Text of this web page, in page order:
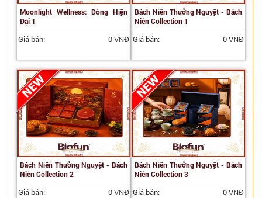
Moonlight Wellness: Dòng Hiện
Đại 1
Giá bán: 0 VNĐ
Bách Niên Thưởng Nguyệt - Bách
Niên Collection 1
Giá bán: 0 VNĐ
Bách Niên Thưởng Nguyệt - Bách
Niên Collection 2
Giá bán: 0 VNĐ
Bách Niên Thưởng Nguyệt - Bách
Niên Collection 3
Giá bán: 0 VNĐ